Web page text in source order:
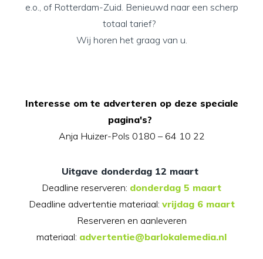
e.o., of Rotterdam-Zuid. Benieuwd naar een scherp
totaal tarief?
Wij horen het graag van u.
Interesse om te adverteren op deze speciale
pagina's?
Anja Huizer-Pols 0180 – 64 10 22
Uitgave donderdag 12 maart
Deadline reserveren: donderdag 5 maart
Deadline advertentie materiaal: vrijdag 6 maart
Reserveren en aanleveren
materiaal: advertentie@barlokalemedia.nl